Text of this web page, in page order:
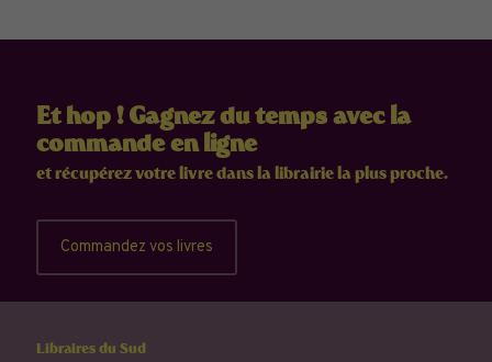
Et hop ! Gagnez du temps avec la
commande en ligne
et récupérez votre livre dans la librairie la plus proche.
Commandez vos livres
Libraires du Sud